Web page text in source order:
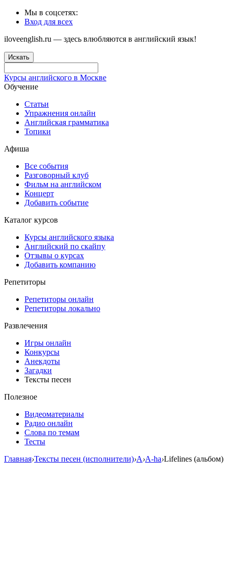
Мы в соцсетях:
Вход для всех
iloveenglish.ru — здесь влюбляются в английский язык!
Искать
Курсы английского в Москве
Обучение
Статьи
Упражнения онлайн
Английская грамматика
Топики
Афиша
Все события
Разговорный клуб
Фильм на английском
Концерт
Добавить событие
Каталог курсов
Курсы английского языка
Английский по скайпу
Отзывы о курсах
Добавить компанию
Репетиторы
Репетиторы онлайн
Репетиторы локально
Развлечения
Игры онлайн
Конкурсы
Анекдоты
Загадки
Тексты песен
Полезное
Видеоматериалы
Радио онлайн
Слова по темам
Тесты
Главная›Тексты песен (исполнители)›A›A-ha›Lifelines (альбом)